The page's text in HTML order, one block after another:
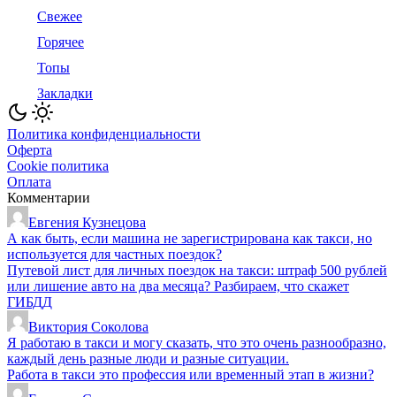
Свежее
Горячее
Топы
Закладки
Политика конфиденциальности
Оферта
Cookie политика
Оплата
Комментарии
Евгения Кузнецова
А как быть, если машина не зарегистрирована как такси, но
используется для частных поездок?
Путевой лист для личных поездок на такси: штраф 500 рублей
или лишение авто на два месяца? Разбираем, что скажет
ГИБДД
Виктория Соколова
Я работаю в такси и могу сказать, что это очень разнообразно,
каждый день разные люди и разные ситуации.
Работа в такси это профессия или временный этап в жизни?